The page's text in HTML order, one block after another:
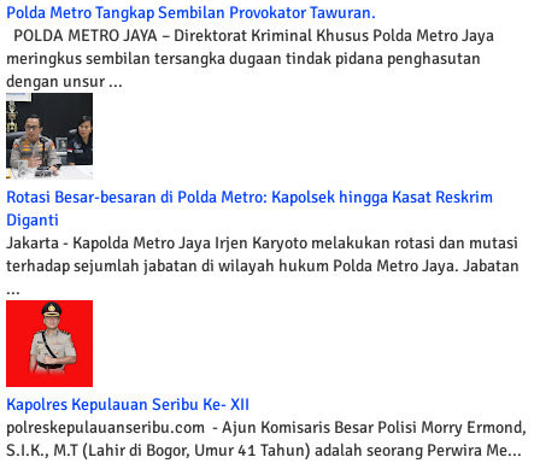
Polda Metro Tangkap Sembilan Provokator Tawuran.
POLDA METRO JAYA – Direktorat Kriminal Khusus Polda Metro Jaya
meringkus sembilan tersangka dugaan tindak pidana penghasutan
dengan unsur ...
Rotasi Besar-besaran di Polda Metro: Kapolsek hingga Kasat Reskrim
Diganti
Jakarta - Kapolda Metro Jaya Irjen Karyoto melakukan rotasi dan mutasi
terhadap sejumlah jabatan di wilayah hukum Polda Metro Jaya. Jabatan
...
Kapolres Kepulauan Seribu Ke- XII
polreskepulauanseribu.com - Ajun Komisaris Besar Polisi Morry Ermond,
S.I.K., M.T (Lahir di Bogor, Umur 41 Tahun) adalah seorang Perwira Me...